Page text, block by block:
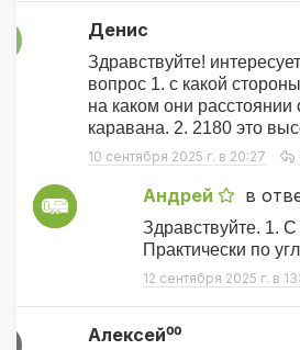
Денис
Здравствуйте!
вопрос 1. с какой
на каком они расстоянии
каравана. 2. 2180 это
10 сентября 2025 г. в 20:27
А Андрей в
Здравствуйте. 1. С
Практически по
12 сентября 2025 г. в
Алексей⁰⁰